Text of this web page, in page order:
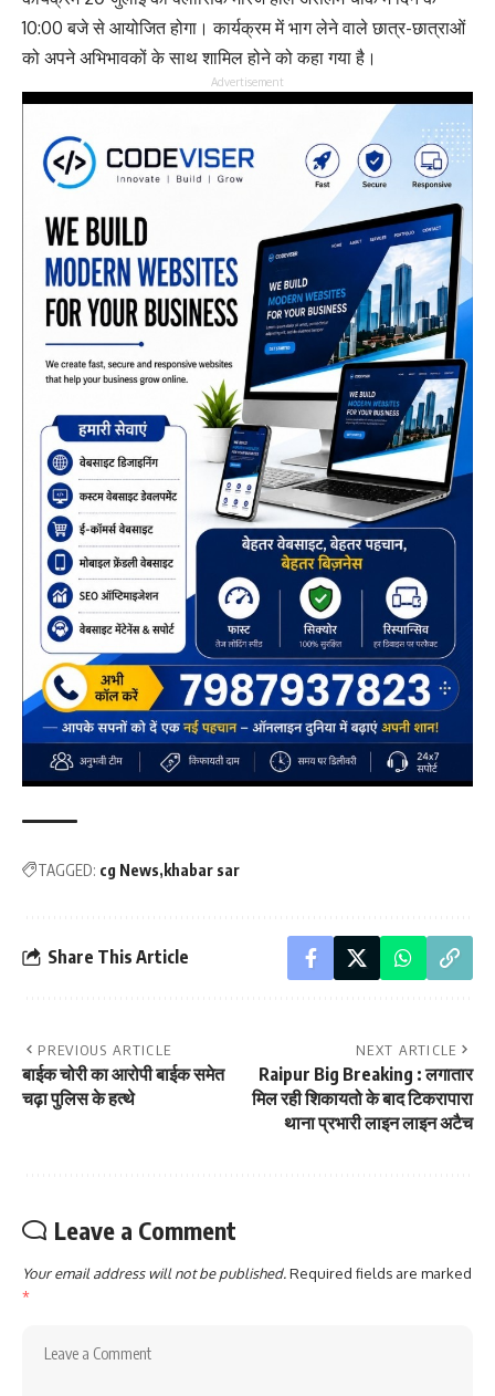
10:00 बजे से आयोजित होगा। कार्यक्रम में भाग लेने वाले छात्र-छात्राओं
को अपने अभिभावकों के साथ शामिल होने को कहा गया है।
Advertisement
TAGGED: cg News khabar sar
Share This Article
PREVIOUS ARTICLE
बाईक चोरी का आरोपी बाईक समेत
चढ़ा पुलिस के हत्थे
NEXT ARTICLE
Raipur Big Breaking : लगातार
मिल रही शिकायतो के बाद टिकरापारा
थाना प्रभारी लाइन लाइन अटैच
Leave a Comment
Your email address will not be published.Required fields are marked
*